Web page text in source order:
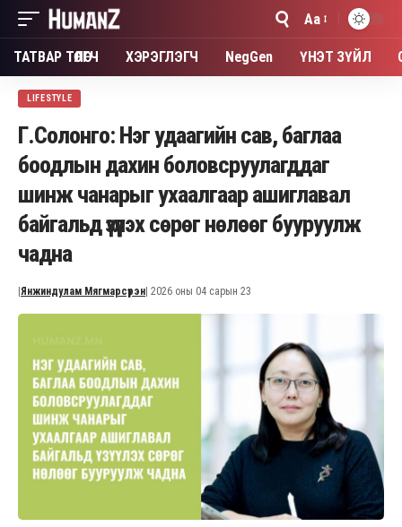
Font
Resizer
Aa
ТАТВАР ТӨЛӨГЧ ХЭРЭГЛЭГЧ NegGen ҮНЭТ ЗҮЙЛ
LIFESTYLE
Г.Солонго: Нэг удаагийн сав, баглаа
боодлын дахин боловсруулагддаг
шинж чанарыг ухаалгаар ашиглавал
байгальд үзүүлэх сөрөг нөлөөг бууруулж
чадна
Янжиндулам Мягмарсүрэн | 2026 оны 04 сарын 23